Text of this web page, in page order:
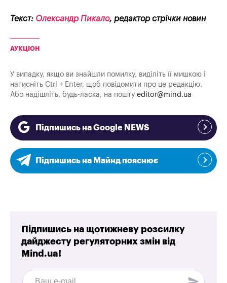
Текст: Олександр Пикало, редактор стрічки новин
АУКЦІОН
У випадку, якщо ви знайшли помилку, виділіть її мишкою і
натисніть Ctrl + Enter, щоб повідомити про це редакцію.
Або надішліть, будь-ласка, на пошту editor@mind.ua
Підпишись на Google NEWS
Підпишись на Майнд пояснює
Підпишись на щотижневу розсилку
дайджесту регуляторних змін від
Mind.ua!